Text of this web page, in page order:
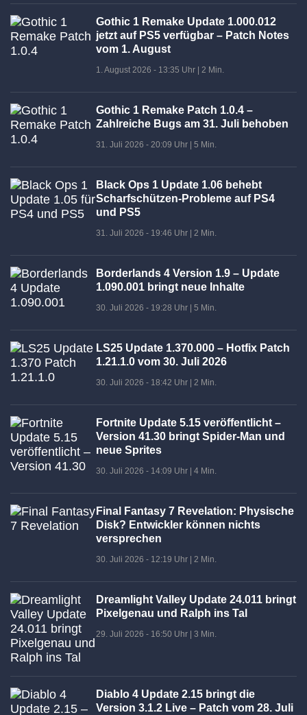
Gothic 1 Remake Update 1.000.012
jetzt auf PS5 verfügbar – Patch Notes
vom 1. August
1. August 2026 - 13:35 Uhr |2 Min.
Gothic 1 Remake Patch 1.0.4 –
Zahlreiche Bugs am 31. Juli behoben
31. Juli 2026 - 20:09 Uhr |5 Min.
Black Ops 1 Update 1.06 behebt
Scharfschützen-Probleme auf PS4
und PS5
31. Juli 2026 - 19:46 Uhr |2 Min.
Borderlands 4 Version 1.9 – Update
1.090.001 bringt neue Inhalte
30. Juli 2026 - 19:28 Uhr |5 Min.
LS25 Update 1.370.000 – Hotfix Patch
1.21.1.0 vom 30. Juli 2026
30. Juli 2026 - 18:42 Uhr |2 Min.
Fortnite Update 5.15 veröffentlicht –
Version 41.30 bringt Spider-Man und
neue Sprites
30. Juli 2026 - 14:09 Uhr |4 Min.
Final Fantasy 7 Revelation: Physische
Disk? Entwickler können nichts
versprechen
30. Juli 2026 - 12:19 Uhr |2 Min.
Dreamlight Valley Update 24.011 bringt
Pixelgenau und Ralph ins Tal
29. Juli 2026 - 16:50 Uhr |3 Min.
Diablo 4 Update 2.15 bringt die
Version 3.1.2 Live – Patch vom 28. Juli